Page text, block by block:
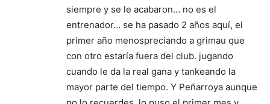
siempre y se le acabaron… no es el
entrenador… se ha pasado 2 años aquí, el
primer año menospreciando a grimau que
con otro estaría fuera del club. jugando
cuando le da la real gana y tankeando la
mayor parte del tiempo. Y Peñarroya aunque